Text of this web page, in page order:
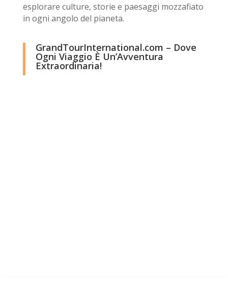
esplorare culture, storie e paesaggi mozzafiato
in ogni angolo del pianeta.
GrandTourInternational.com – Dove
Ogni Viaggio È Un’Avventura
Extraordinaria!